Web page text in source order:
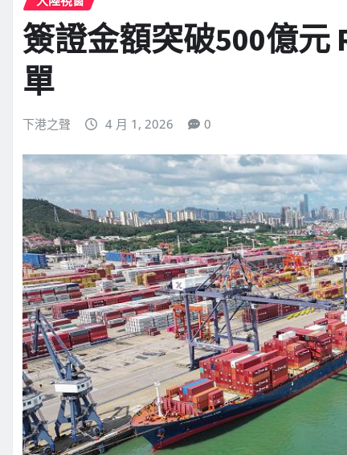
簽證金額突破500億元
單
下港之聲 4 月 1, 2026 0